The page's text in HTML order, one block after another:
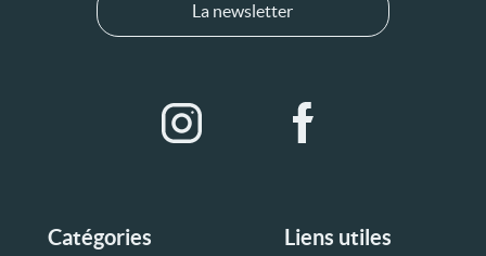
Catégories Liens utiles
La newsletter